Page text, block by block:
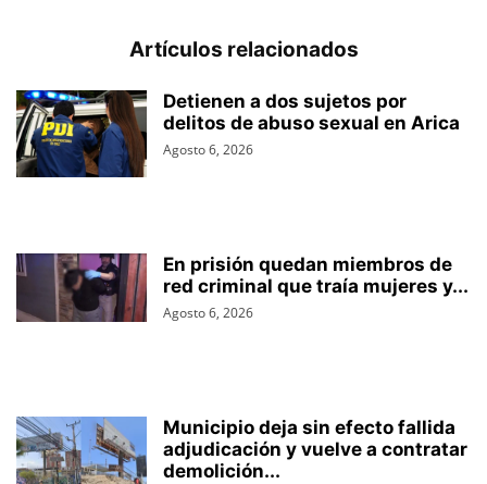
Artículos relacionados
Detienen a dos sujetos por
delitos de abuso sexual en Arica
Agosto 6, 2026
En prisión quedan miembros de
red criminal que traía mujeres y...
Agosto 6, 2026
Municipio deja sin efecto fallida
adjudicación y vuelve a contratar
demolición...